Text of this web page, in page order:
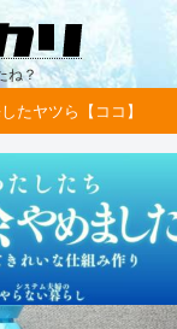
ね？
たヤツら【ココ】